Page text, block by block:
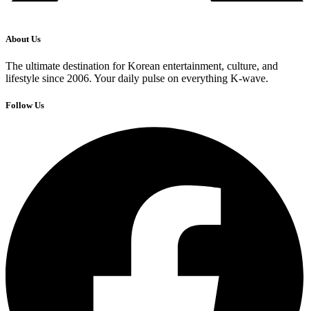
About Us
The ultimate destination for Korean entertainment, culture, and
lifestyle since 2006. Your daily pulse on everything K-wave.
Follow Us